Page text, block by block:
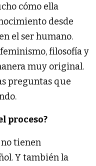
cómo ella
desde
el ser humano.
filosofía y
muy original.
preguntas que
proceso?
no tienen
Y también la